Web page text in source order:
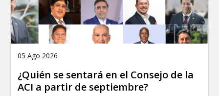
05 Ago 2026
¿Quién se sentará en el Consejo de la
ACI a partir de septiembre?